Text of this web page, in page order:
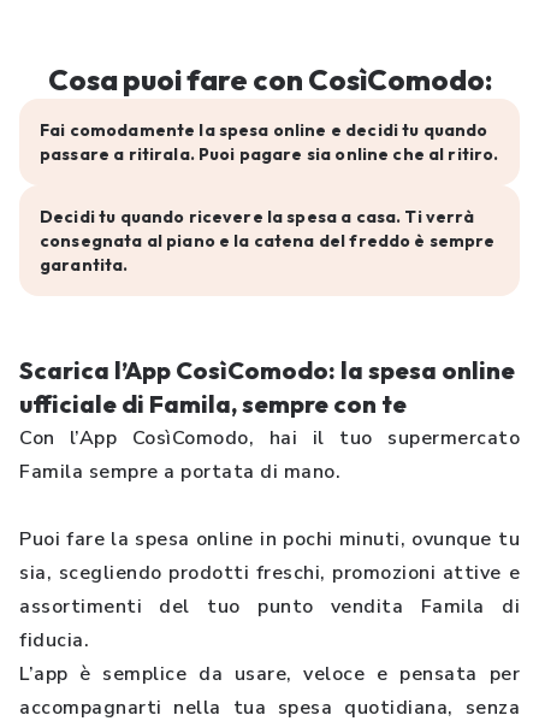
Cosa puoi fare con CosìComodo:
Fai comodamente la spesa online e decidi tu quando
passare a ritirala. Puoi pagare sia online che al ritiro.
Decidi tu quando ricevere la spesa a casa. Ti verrà
consegnata al piano e la catena del freddo è sempre
garantita.
Scarica l’App CosìComodo: la spesa online
ufficiale di Famila, sempre con te
Con l’App CosìComodo, hai il tuo supermercato
Famila sempre a portata di mano.
Puoi fare la spesa online in pochi minuti, ovunque tu
sia, scegliendo prodotti freschi, promozioni attive e
assortimenti del tuo punto vendita Famila di
fiducia.
L’app è semplice da usare, veloce e pensata per
accompagnarti nella tua spesa quotidiana, senza